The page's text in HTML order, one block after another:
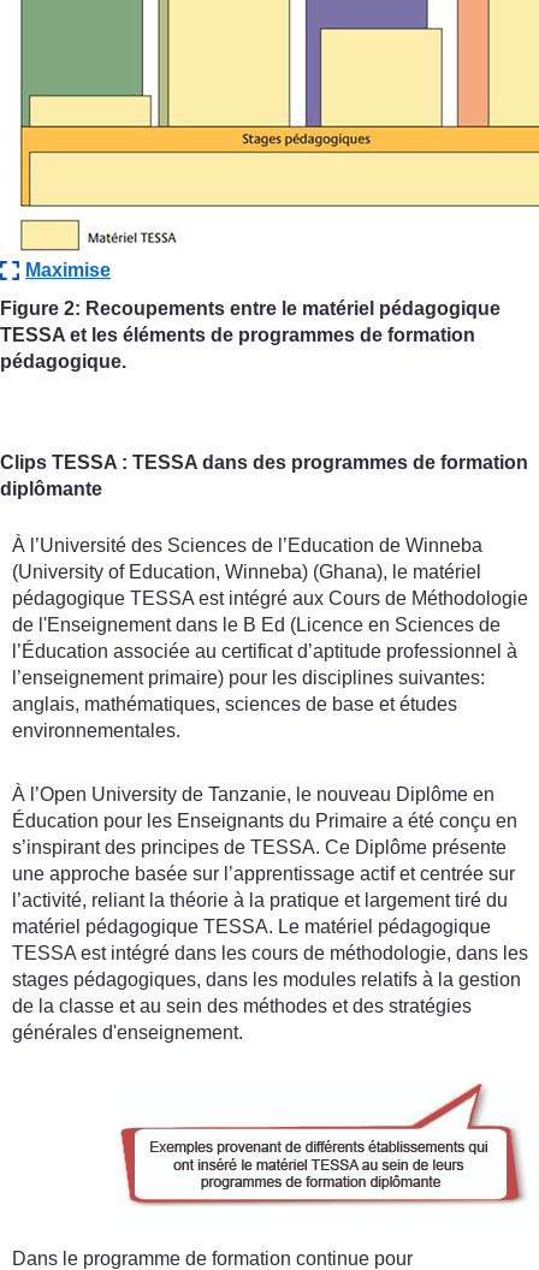
Maximise
Figure 2: Recoupements entre le matériel pédagogique
TESSA et les éléments de programmes de formation
pédagogique.
Clips TESSA : TESSA dans des programmes de formation
diplômante
À l’Université des Sciences de l’Education de Winneba
(University of Education, Winneba) (Ghana), le matériel
pédagogique TESSA est intégré aux Cours de Méthodologie
de l'Enseignement dans le B Ed (Licence en Sciences de
l’Éducation associée au certificat d’aptitude professionnel à
l’enseignement primaire) pour les disciplines suivantes:
anglais, mathématiques, sciences de base et études
environnementales.
À l’Open University de Tanzanie, le nouveau Diplôme en
Éducation pour les Enseignants du Primaire a été conçu en
s’inspirant des principes de TESSA. Ce Diplôme présente
une approche basée sur l’apprentissage actif et centrée sur
l’activité, reliant la théorie à la pratique et largement tiré du
matériel pédagogique TESSA. Le matériel pédagogique
TESSA est intégré dans les cours de méthodologie, dans les
stages pédagogiques, dans les modules relatifs à la gestion
de la classe et au sein des méthodes et des stratégies
générales d'enseignement.
Dans le programme de formation continue pour